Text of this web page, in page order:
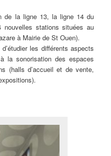
de la ligne 13, la ligne 14 du
stations situées au
à Mairie de St Ouen).
les différents aspects
la sonorisation des espaces
(halls d’accueil et de vente,